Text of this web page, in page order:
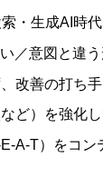
・生成AI時
／意図と違
改善の打ち
ど）を強化
A-T）をコン